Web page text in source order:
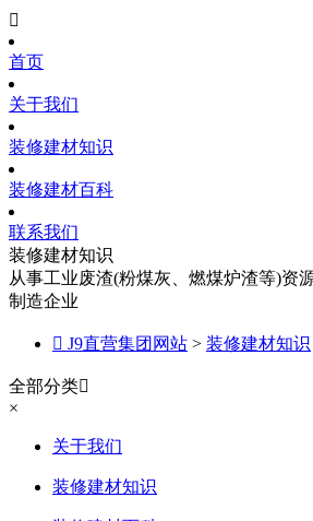

首页
关于我们
装修建材知识
装修建材百科
联系我们
装修建材知识
从事工业废渣(粉煤灰、燃煤炉渣等)资
制造企业
 J9直营集团网站 > 装修建材知识
全部分类
×
关于我们
装修建材知识